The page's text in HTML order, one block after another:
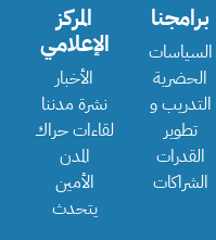
برامجنا
السياسات
الحضرية
التدريب و
تطوير
القدرات
الشراكات
المركز
الإعلامي
الأخبار
نشرة مدننا
لقاءات حراك
المدن
الأمين
يتحدث